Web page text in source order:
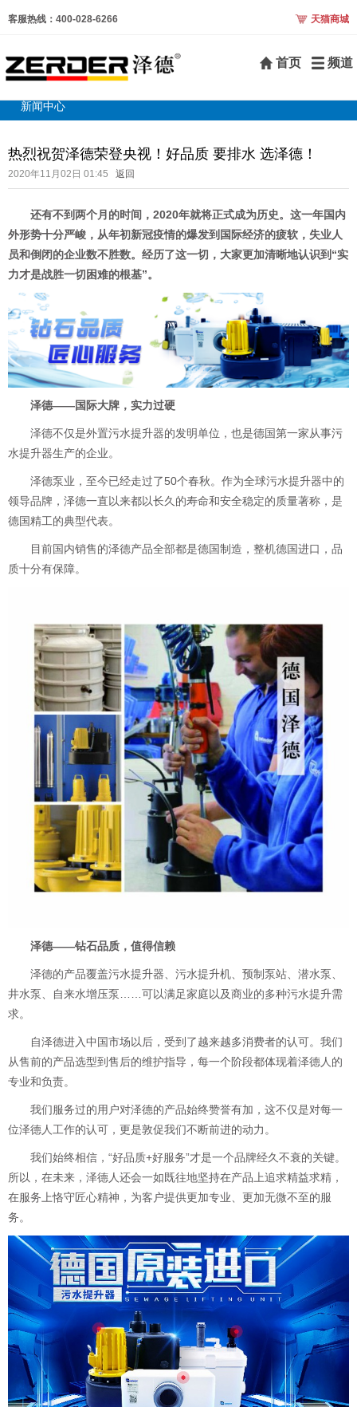
客服热线：400-028-6266 天猫商城
首页 频道
新闻中心
热烈祝贺泽德荣登央视！好品质 要排水 选泽德！
2020年11月02日 01:45 返回
还有不到两个月的时间，2020年就将正式成为历史。这一年国内
外形势十分严峻，从年初新冠疫情的爆发到国际经济的疲软，失业人
员和倒闭的企业数不胜数。经历了这一切，大家更加清晰地认识到“实
力才是战胜一切困难的根基”。
泽德——国际大牌，实力过硬
泽德不仅是外置污水提升器的发明单位，也是德国第一家从事污
水提升器生产的企业。
泽德泵业，至今已经走过了50个春秋。作为全球污水提升器中的
领导品牌，泽德一直以来都以长久的寿命和安全稳定的质量著称，是
德国精工的典型代表。
目前国内销售的泽德产品全部都是德国制造，整机德国进口，品
质十分有保障。
泽德——钻石品质，值得信赖
泽德的产品覆盖污水提升器、污水提升机、预制泵站、潜水泵、
井水泵、自来水增压泵……可以满足家庭以及商业的多种污水提升需
求。
自泽德进入中国市场以后，受到了越来越多消费者的认可。我们
从售前的产品选型到售后的维护指导，每一个阶段都体现着泽德人的
专业和负责。
我们服务过的用户对泽德的产品始终赞誉有加，这不仅是对每一
位泽德人工作的认可，更是敦促我们不断前进的动力。
我们始终相信，“好品质+好服务”才是一个品牌经久不衰的关键。
所以，在未来，泽德人还会一如既往地坚持在产品上追求精益求精，
在服务上恪守匠心精神，为客户提供更加专业、更加无微不至的服
务。